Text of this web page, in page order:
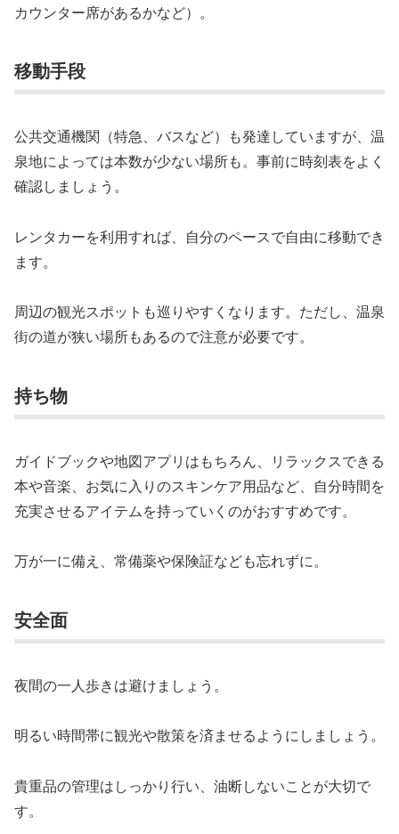
カウンター席があるかなど）。
移動手段
公共交通機関（特急、バスなど）も発達していますが、温
泉地によっては本数が少ない場所も。事前に時刻表をよく
確認しましょう。
レンタカーを利用すれば、自分のペースで自由に移動でき
ます。
周辺の観光スポットも巡りやすくなります。ただし、温泉
街の道が狭い場所もあるので注意が必要です。
持ち物
ガイドブックや地図アプリはもちろん、リラックスできる
本や音楽、お気に入りのスキンケア用品など、自分時間を
充実させるアイテムを持っていくのがおすすめです。
万が一に備え、常備薬や保険証なども忘れずに。
安全面
夜間の一人歩きは避けましょう。
明るい時間帯に観光や散策を済ませるようにしましょう。
貴重品の管理はしっかり行い、油断しないことが大切で
す。